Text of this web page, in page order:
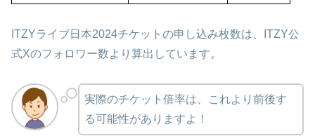
ITZYライブ日本2024チケットの申し込み枚数は、ITZY公
式Xのフォロワー数より算出しています。
実際のチケット倍率は、これより前後す
る可能性がありますよ！